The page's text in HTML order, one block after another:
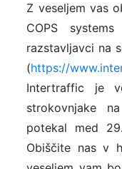
Z veseljem vas
COPS
razstavljavci na
(https://
Intertraffic je
strokovnjake
potekal med
Obiščite nas v